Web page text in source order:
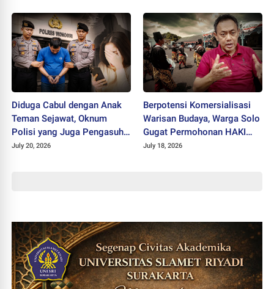
Diduga Cabul dengan Anak
Teman Sejawat, Oknum
Polisi yang Juga Pengasuh
Ponpes Ditahan Polres
July 20, 2026
Berpotensi Komersialisasi
Warisan Budaya, Warga Solo
Gugat Permohonan HAKI
"SISKS Pakubuwono XIV"
July 18, 2026